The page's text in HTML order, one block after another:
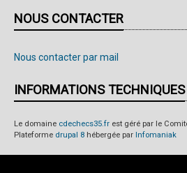
NOUS CONTACTER
Nous contacter par mail
INFORMATIONS TECHNIQUES
Le domaine cdechecs35.fr est géré par le
Plateforme drupal 8 hébergée par Infomaniak